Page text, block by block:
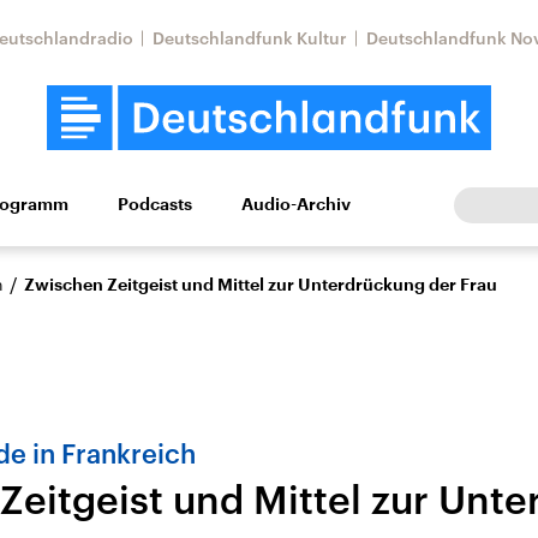
Deutschlandfunk Kultur Deutschlandfunk
Wissen Kultur Europa
Beiträge,
Nahostkonflikt
Iran
Podcasts Audio-Archiv
/ Zwischen Zeitgeist und Mittel zur Unterdrückung der Frau
in Frankreich
und Mittel zur